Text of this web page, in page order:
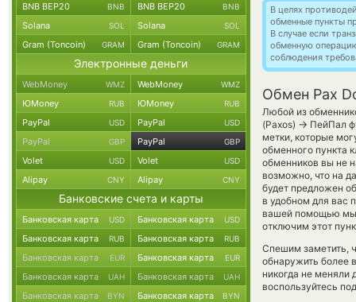
В целях
обменные пункты
В случае если
обменную
соблюдения
Обмен Pax
Любой из
(Paxos) → ПейПал
метки, которые
обменного пункта
обменников вы не
возможно, что на
будет предложен
в удобном для вас
вашей помощью мы
отключим этот
Спешим заметить,
обнаружить более
никогда не меняли
воспользуйтесь
BNB BEP20 BNB BNB BEP20 BNB
Solana SOL Solana SOL
Gram (Toncoin) GRAM Gram (Toncoin) GRAM
Электронные деньги
WebMoney WMZ WebMoney WMZ
ЮMoney RUB ЮMoney RUB
PayPal USD PayPal USD
PayPal GBP PayPal GBP
Volet USD Volet USD
Alipay CNY Alipay CNY
Банковские счета и карты
Банковская карта USD Банковская карта USD
Банковская карта RUB Банковская карта RUB
Банковская карта EUR Банковская карта EUR
Банковская карта UAH Банковская карта UAH
Банковская карта BYN Банковская карта BYN